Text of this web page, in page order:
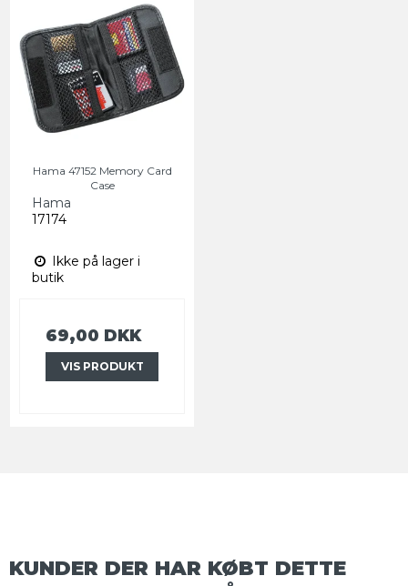
Hama 47152 Memory Card
Case
Hama
17174
Ikke på lager i
butik
69,00 DKK
VIS PRODUKT
KUNDER DER HAR KØBT DETTE